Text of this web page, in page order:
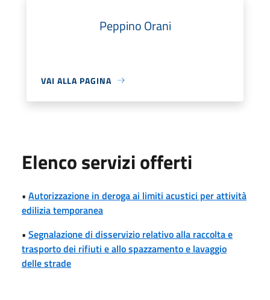
Peppino Orani
VAI ALLA PAGINA
Elenco servizi offerti
• Autorizzazione in deroga ai limiti acustici per attività
edilizia temporanea
• Segnalazione di disservizio relativo alla raccolta e
trasporto dei rifiuti e allo spazzamento e lavaggio
delle strade